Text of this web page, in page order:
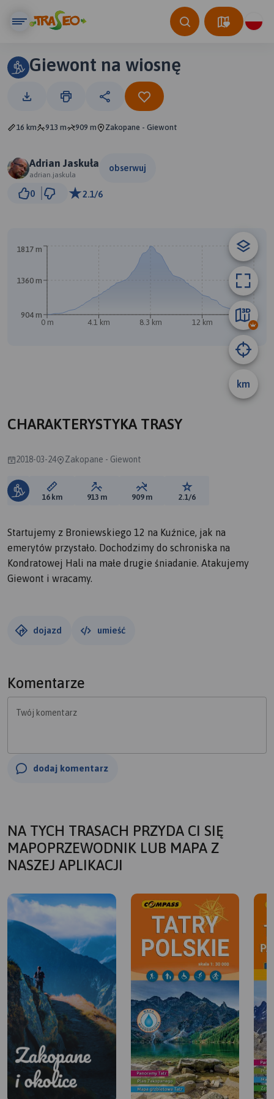
Giewont na wiosnę
16 km 913 m 909 m Zakopane - Giewont
Adrian Jaskuła
adrian.jaskula
obserwuj
0 2.1/6
km
0 m 4.1 km 8.3 km 12 km 16 km
904 m
1360 m
1817 m
CHARAKTERYSTYKA TRASY
2018-03-24 Zakopane - Giewont
Długość trasy:
16 km Suma przewyższeń:
913 m Suma spadków:
909 m Ocena trasy:
2.1/6
Startujemy z Broniewskiego 12 na Kuźnice, jak na
emerytów przystało. Dochodzimy do schroniska na
Kondratowej Hali na małe drugie śniadanie. Atakujemy
Giewont i wracamy.
dojazd umieść
Komentarze
Twój komentarz
dodaj komentarz
NA TYCH TRASACH PRZYDA CI SIĘ
MAPOPRZEWODNIK LUB MAPA Z
NASZEJ APLIKACJI